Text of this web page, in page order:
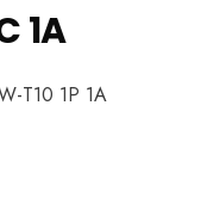
1A
T10 1P 1A